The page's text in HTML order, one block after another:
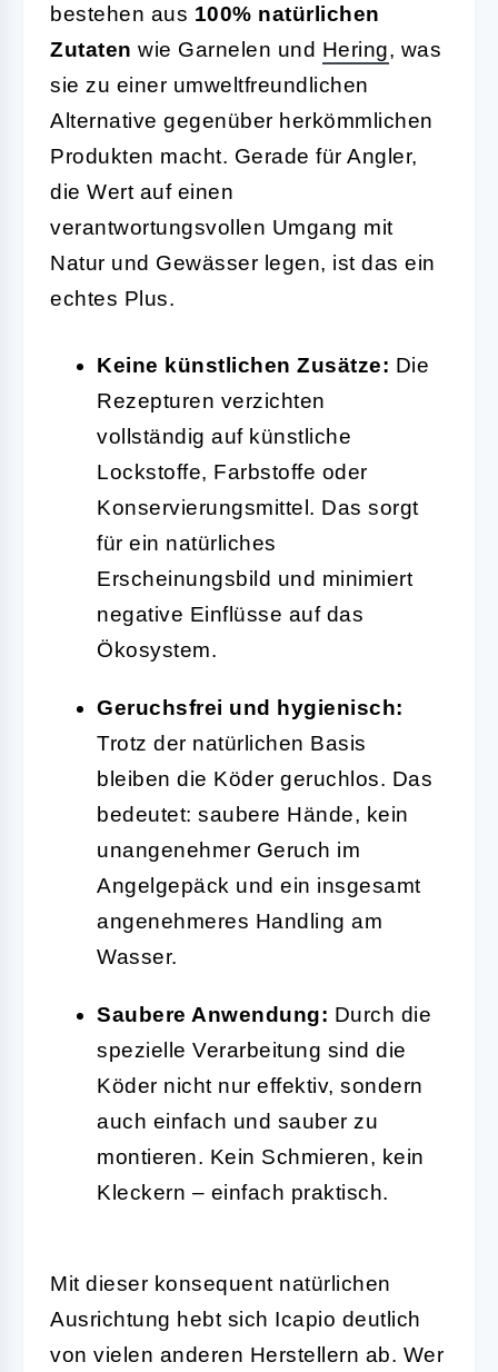
bestehen aus 100% natürlichen
Zutaten wie Garnelen und Hering, was
sie zu einer umweltfreundlichen
Alternative gegenüber herkömmlichen
Produkten macht. Gerade für Angler,
die Wert auf einen
verantwortungsvollen Umgang mit
Natur und Gewässer legen, ist das ein
echtes Plus.
Keine künstlichen Zusätze: Die
Rezepturen verzichten
vollständig auf künstliche
Lockstoffe, Farbstoffe oder
Konservierungsmittel. Das sorgt
für ein natürliches
Erscheinungsbild und minimiert
negative Einflüsse auf das
Ökosystem.
Geruchsfrei und hygienisch:
Trotz der natürlichen Basis
bleiben die Köder geruchlos. Das
bedeutet: saubere Hände, kein
unangenehmer Geruch im
Angelgepäck und ein insgesamt
angenehmeres Handling am
Wasser.
Saubere Anwendung: Durch die
spezielle Verarbeitung sind die
Köder nicht nur effektiv, sondern
auch einfach und sauber zu
montieren. Kein Schmieren, kein
Kleckern – einfach praktisch.
Mit dieser konsequent natürlichen
Ausrichtung hebt sich Icapio deutlich
von vielen anderen Herstellern ab. Wer